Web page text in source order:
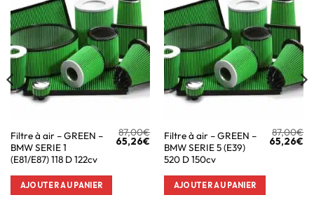
Filtre à air – GREEN –
BMW SERIE 1
(E81/E87) 118 D 122cv
87,00€
65,26€
AJOUTER AU PANIER
Filtre à air – GREEN –
BMW SERIE 5 (E39)
520 D 150cv
87,00€
65,26€
AJOUTER AU PANIER